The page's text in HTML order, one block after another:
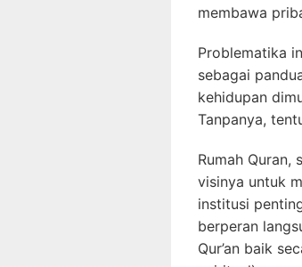
membawa
Problematika
sebagai
kehidupan
Tanpanya,
Rumah
visinya untuk
institusi
berperan
Qur’an baik